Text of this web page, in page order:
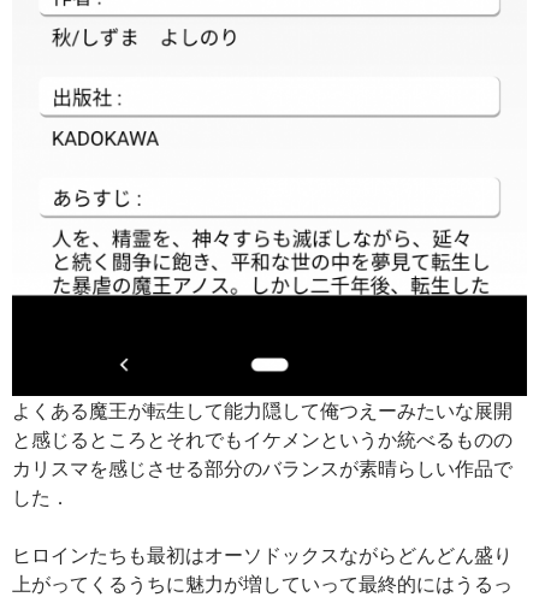
よくある魔王が転生して能力隠して俺つえーみたいな展開
と感じるところとそれでもイケメンというか統べるものの
カリスマを感じさせる部分のバランスが素晴らしい作品で
した．
ヒロインたちも最初はオーソドックスながらどんどん盛り
上がってくるうちに魅力が増していって最終的にはうるっ